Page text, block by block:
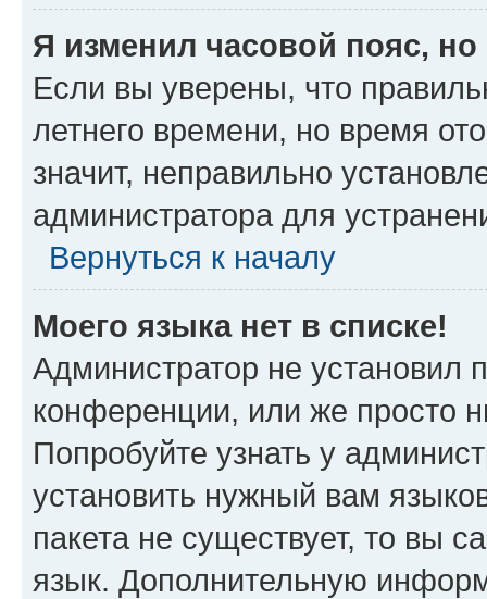
Я изменил часовой пояс,
Если вы уверены, что
летнего времени, но время
значит, неправильно
администратора для
Вернуться к началу
Моего языка нет в списке!
Администратор не установил
конференции, или же просто
Попробуйте узнать у
установить нужный вам
пакета не существует, то вы
язык. Дополнительную